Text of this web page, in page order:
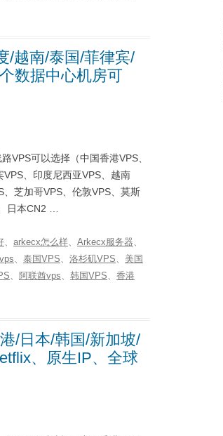
/越南/泰国/菲律宾/
数据中心机房可
VPS可以选择（中国香港VPS、
、印度尼西亚VPS、越南
芝加哥VPS、伦敦VPS、莫斯
日本CN2 …
arkecx怎么样 Arkecx服务器
泰国VPS 洛杉矶VPS
美国
阿联酋vps 韩国VPS
香港
/日本/韩国/新加坡/
、原生IP、全球